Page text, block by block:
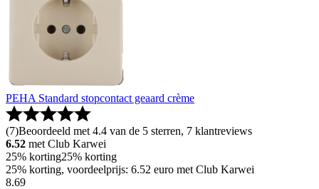
PEHA Standard stopcontact geaard crème
(7)Beoordeeld met 4.4 van de 5 sterren, 7 klantreviews
6.52 met Club Karwei
25% korting25% korting
25% korting, voordeelprijs: 6.52 euro met Club Karwei
8.69